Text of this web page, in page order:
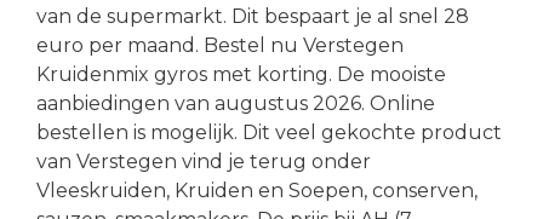
van de supermarkt. Dit bespaart je al snel 28
euro per maand. Bestel nu Verstegen
Kruidenmix gyros met korting. De mooiste
aanbiedingen van augustus 2026. Online
bestellen is mogelijk. Dit veel gekochte product
van Verstegen vind je terug onder
Vleeskruiden, Kruiden en Soepen, conserven,